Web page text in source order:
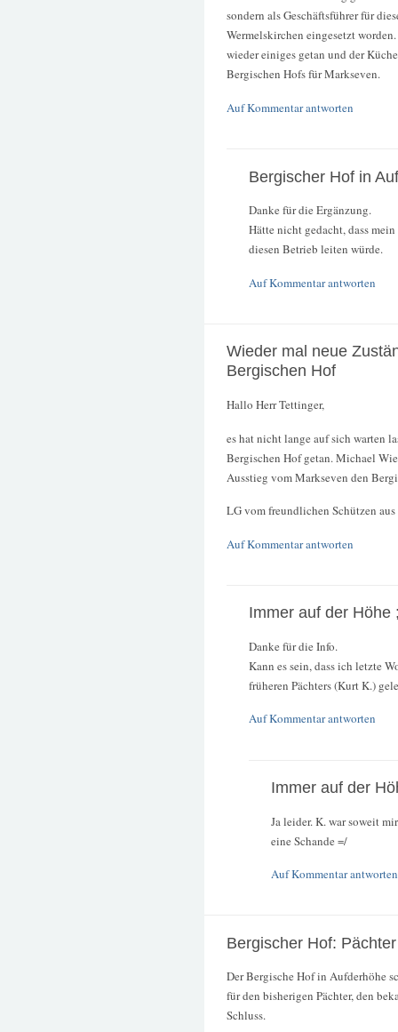
sondern als Geschäftsführer für
Wermelskirchen eingesetzt
wieder einiges getan und der
Bergischen Hofs für Markseven.
Auf Kommentar antworten
Bergischer Hof in
Danke für die Ergänzung.
Hätte nicht gedacht, dass
diesen Betrieb leiten würde.
Auf Kommentar antworten
Wieder mal neue
Bergischen Hof
Hallo Herr Tettinger,
es hat nicht lange auf sich warten
Bergischen Hof getan. Michael
Ausstieg vom Markseven den
LG vom freundlichen Schützen
Auf Kommentar antworten
Immer auf der Höhe
Danke für die Info.
Kann es sein, dass ich letzte
früheren Pächters (Kurt K.)
Auf Kommentar antworten
Immer auf der
Ja leider. K. war soweit
eine Schande =/
Auf Kommentar antworten
Bergischer Hof:
Der Bergische Hof in Aufderhöhe
für den bisherigen Pächter, den
Schluss.